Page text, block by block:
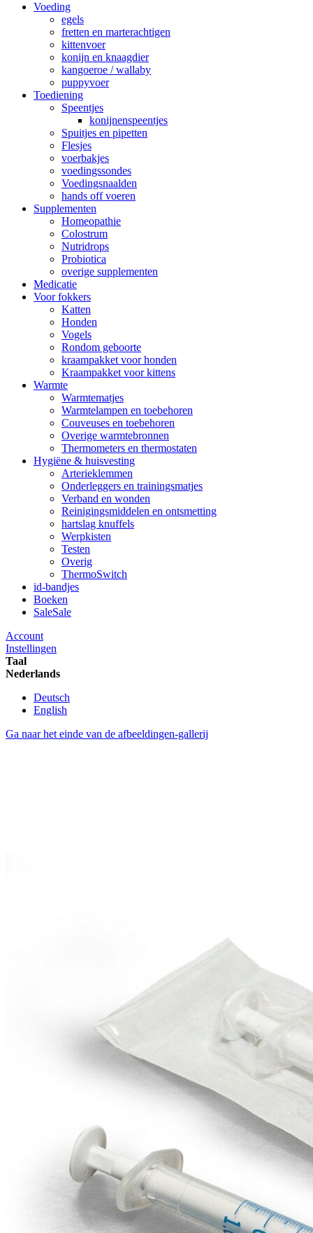
Voeding
egels
fretten en marterachtigen
kittenvoer
konijn en knaagdier
kangoeroe / wallaby
puppyvoer
Toediening
Speentjes
konijnenspeentjes
Spuitjes en pipetten
Flesjes
voerbakjes
voedingssondes
Voedingsnaalden
hands off voeren
Supplementen
Homeopathie
Colostrum
Nutridrops
Probiotica
overige supplementen
Medicatie
Voor fokkers
Katten
Honden
Vogels
Rondom geboorte
kraampakket voor honden
Kraampakket voor kittens
Warmte
Warmtematjes
Warmtelampen en toebehoren
Couveuses en toebehoren
Overige warmtebronnen
Thermometers en thermostaten
Hygiëne & huisvesting
Arterieklemmen
Onderleggers en trainingsmatjes
Verband en wonden
Reinigingsmiddelen en ontsmetting
hartslag knuffels
Werpkisten
Testen
Overig
ThermoSwitch
id-bandjes
Boeken
SaleSale
Account
Instellingen
Taal
Nederlands
Deutsch
English
Ga naar het einde van de afbeeldingen-gallerij